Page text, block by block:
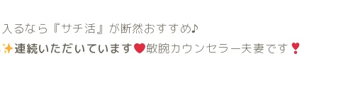
るなら『サチ活』が断然おすすめ♪
連続いただいています 敏腕カウンセラー夫妻です